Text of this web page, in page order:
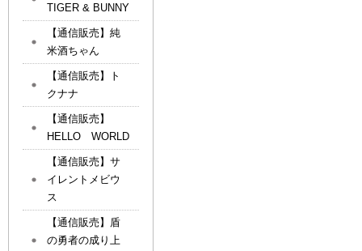
TIGER & BUNNY
【通信販売】純
米酒ちゃん
【通信販売】ト
クナナ
【通信販売】
HELLO WORLD
【通信販売】サ
イレントメビウ
ス
【通信販売】盾
の勇者の成り上